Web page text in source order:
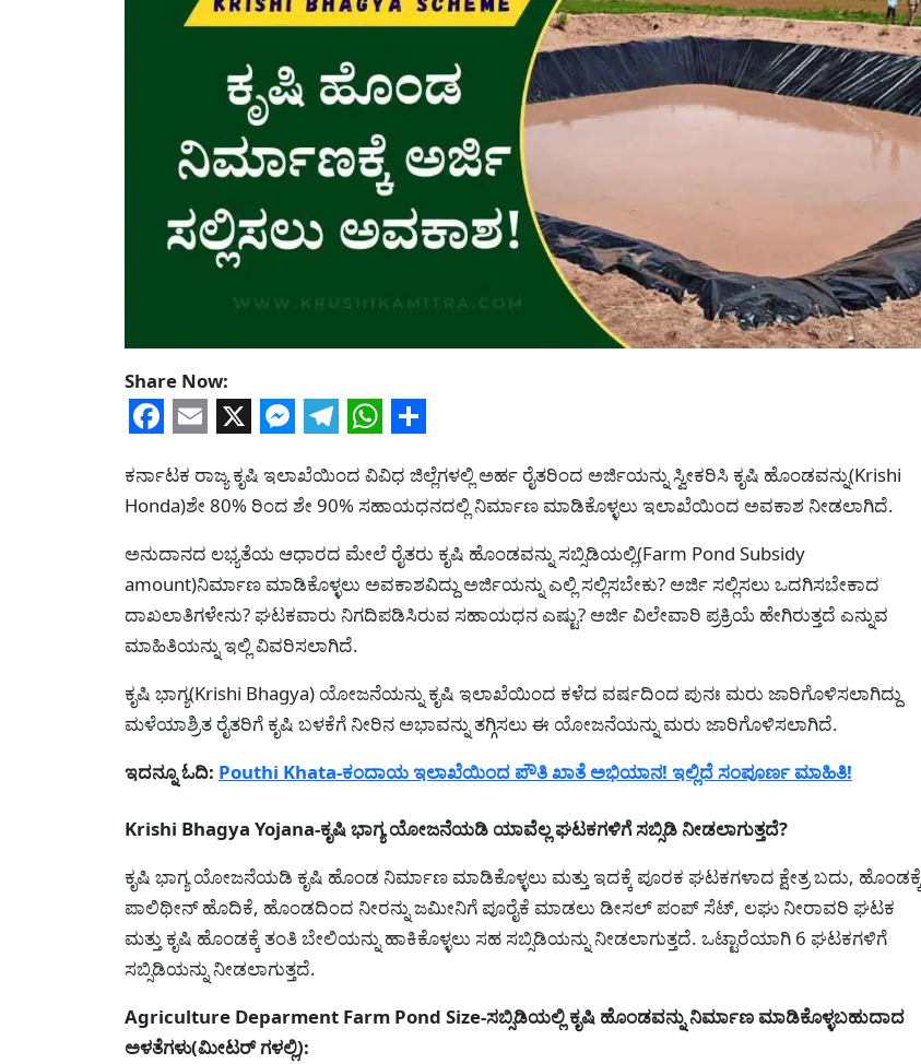
Share Now:
ಕರ್ನಾಟಕ ರಾಜ್ಯ ಕೃಷಿ ಇಲಾಖೆಯಿಂದ ವಿವಿಧ ಜಿಲ್ಲೆಗಳಲ್ಲಿ ಅರ್ಹ ರೈತರಿಂದ ಅರ್ಜಿಯನ್ನು ಸ್ವೀಕರಿಸಿ ಕೃಷಿ ಹೊಂಡವನ್ನು(Krishi
Honda)ಶೇ 80% ರಿಂದ ಶೇ 90% ಸಹಾಯಧನದಲ್ಲಿ ನಿರ್ಮಾಣ ಮಾಡಿಕೊಳ್ಳಲು ಇಲಾಖೆಯಿಂದ ಅವಕಾಶ ನೀಡಲಾಗಿದೆ.
ಅನುದಾನದ ಲಭ್ಯತೆಯ ಆಧಾರದ ಮೇಲೆ ರೈತರು ಕೃಷಿ ಹೊಂಡವನ್ನು ಸಬ್ಸಿಡಿಯಲ್ಲಿ(Farm Pond Subsidy
amount)ನಿರ್ಮಾಣ ಮಾಡಿಕೊಳ್ಳಲು ಅವಕಾಶವಿದ್ದು ಅರ್ಜಿಯನ್ನು ಎಲ್ಲಿ ಸಲ್ಲಿಸಬೇಕು? ಅರ್ಜಿ ಸಲ್ಲಿಸಲು ಒದಗಿಸಬೇಕಾದ
ದಾಖಲಾತಿಗಳೇನು? ಘಟಕವಾರು ನಿಗದಿಪಡಿಸಿರುವ ಸಹಾಯಧನ ಎಷ್ಟು? ಅರ್ಜಿ ವಿಲೇವಾರಿ ಪ್ರಕ್ರಿಯೆ ಹೇಗಿರುತ್ತದೆ ಎನ್ನುವ
ಮಾಹಿತಿಯನ್ನು ಇಲ್ಲಿ ವಿವರಿಸಲಾಗಿದೆ.
ಕೃಷಿ ಭಾಗ್ಯ(Krishi Bhagya) ಯೋಜನೆಯನ್ನು ಕೃಷಿ ಇಲಾಖೆಯಿಂದ ಕಳೆದ ವರ್ಷದಿಂದ ಪುನಃ ಮರು ಜಾರಿಗೊಳಿಸಲಾಗಿದ್ದು
ಮಳೆಯಾಶ್ರಿತ ರೈತರಿಗೆ ಕೃಷಿ ಬಳಕೆಗೆ ನೀರಿನ ಅಭಾವನ್ನು ತಗ್ಗಿಸಲು ಈ ಯೋಜನೆಯನ್ನು ಮರು ಜಾರಿಗೊಳಿಸಲಾಗಿದೆ.
ಇದನ್ನೂ ಓದಿ: Pouthi Khata-ಕಂದಾಯ ಇಲಾಖೆಯಿಂದ ಪೌತಿ ಖಾತೆ ಅಭಿಯಾನ! ಇಲ್ಲಿದೆ ಸಂಪೂರ್ಣ ಮಾಹಿತಿ!
Krishi Bhagya Yojana-ಕೃಷಿ ಭಾಗ್ಯ ಯೋಜನೆಯಡಿ ಯಾವೆಲ್ಲ ಘಟಕಗಳಿಗೆ ಸಬ್ಸಿಡಿ ನೀಡಲಾಗುತ್ತದೆ?
ಕೃಷಿ ಭಾಗ್ಯ ಯೋಜನೆಯಡಿ ಕೃಷಿ ಹೊಂಡ ನಿರ್ಮಾಣ ಮಾಡಿಕೊಳ್ಳಲು ಮತ್ತು ಇದಕ್ಕೆ ಪೂರಕ ಘಟಕಗಳಾದ ಕ್ಷೇತ್ರ ಬದು, ಹೊಂಡಕ್ಕೆ
ಪಾಲಿಥೀನ್ ಹೊದಿಕೆ, ಹೊಂಡದಿಂದ ನೀರನ್ನು ಜಮೀನಿಗೆ ಪೂರೈಕೆ ಮಾಡಲು ಡೀಸಲ್ ಪಂಪ್ ಸೆಟ್, ಲಘು ನೀರಾವರಿ ಘಟಕ
ಮತ್ತು ಕೃಷಿ ಹೊಂಡಕ್ಕೆ ತಂತಿ ಬೇಲಿಯನ್ನು ಹಾಕಿಕೊಳ್ಳಲು ಸಹ ಸಬ್ಸಿಡಿಯನ್ನು ನೀಡಲಾಗುತ್ತದೆ. ಒಟ್ಟಾರೆಯಾಗಿ 6 ಘಟಕಗಳಿಗೆ
ಸಬ್ಸಿಡಿಯನ್ನು ನೀಡಲಾಗುತ್ತದೆ.
Agriculture Deparment Farm Pond Size-ಸಬ್ಸಿಡಿಯಲ್ಲಿ ಕೃಷಿ ಹೊಂಡವನ್ನು ನಿರ್ಮಾಣ ಮಾಡಿಕೊಳ್ಳಬಹುದಾದ
ಅಳತೆಗಳು(ಮೀಟರ್ ಗಳಲ್ಲಿ):